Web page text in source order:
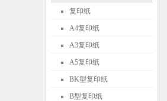
复印纸
A4复印纸
A3复印纸
A5复印纸
BK型复印纸
B型复印纸